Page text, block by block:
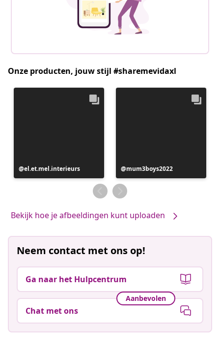
Onze producten, jouw stijl #sharemevidaxl
Bericht
gepubliceerd
el.et.mel.interieurs
Bericht
gepubliceerd
door
mum3boys2022
Bekijk hoe je afbeeldingen kunt uploaden
Neem contact met ons op!
Ga naar het Hulpcentrum
Aanbevolen
Chat met ons